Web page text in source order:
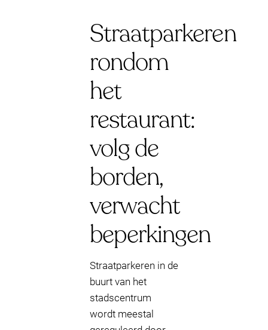
Straatparkeren
rondom
het
restaurant:
volg de
borden,
verwacht
beperkingen
Straatparkeren in de
buurt van het
stadscentrum
wordt meestal